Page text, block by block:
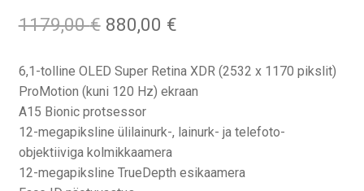
1179,00€ Algne
oli:
1179,00 €.
880,00 €Praegune
on:
880,00 €.
6,1-tolline OLED Super Retina XDR (2532 x 1170 pikslit)
ProMotion (kuni 120 Hz) ekraan
A15 Bionic protsessor
12-megapiksline ülilainurk-, lainurk- ja telefoto-
objektiiviga kolmikkaamera
12-megapiksline TrueDepth esikaamera